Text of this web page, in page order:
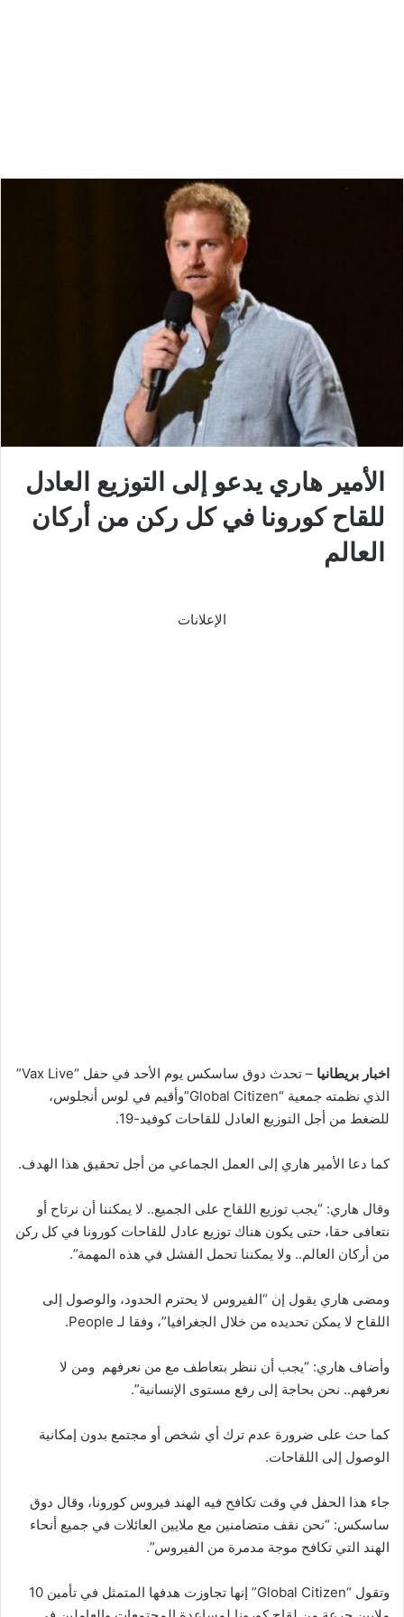
الأمير هاري يدعو إلى التوزيع العادل
للقاح كورونا في كل ركن من أركان
العالم
الإعلانات
اخبار بريطانيا
– تحدث دوق ساسكس يوم الأحد في حفل “Vax Live”
الذي نظمته جمعية “Global Citizen”وأقيم في لوس أنجلوس،
للضغط من أجل التوزيع العادل للقاحات كوفيد-19.
كما دعا الأمير هاري إلى العمل الجماعي من أجل تحقيق هذا الهدف.
وقال هاري: “يجب توزيع اللقاح على الجميع.. لا يمكننا أن نرتاح أو
نتعافى حقا، حتى يكون هناك توزيع عادل للقاحات كورونا في كل ركن
من أركان العالم.. ولا يمكننا تحمل الفشل في هذه المهمة”.
ومضى هاري يقول إن “الفيروس لا يحترم الحدود، والوصول إلى
اللقاح لا يمكن تحديده من خلال الجغرافيا”، وفقا لـ People.
وأضاف هاري: “يجب أن ننظر بتعاطف مع من نعرفهم ومن لا
نعرفهم.. نحن بحاجة إلى رفع مستوى الإنسانية”.
كما حث على ضرورة عدم ترك أي شخص أو مجتمع بدون إمكانية
الوصول إلى اللقاحات.
جاء هذا الحفل في وقت تكافح فيه الهند فيروس كورونا، وقال دوق
ساسكس: “نحن نقف متضامنين مع ملايين العائلات في جميع أنحاء
الهند التي تكافح موجة مدمرة من الفيروس”.
وتقول “Global Citizen” إنها تجاوزت هدفها المتمثل في تأمين 10